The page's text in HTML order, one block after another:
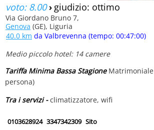
voto: 8.00› giudizio: ottimo
Via Giordano Bruno 7,
Genova (GE), Liguria
40.0 km da Valbrevenna (tempo: 00:47:00)
Medio piccolo hotel: 14 camere
Tariffa Minima Bassa StagioneMatrimoniale
persona)
Tra i servizi -climatizzatore, wifi
0103628924 3347342309 Sito